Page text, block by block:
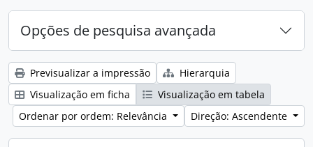
Opções de pesquisa avançada
Previsualizar a impressão
Hierarquia
Visualização em ficha
Visualização em tabela
Ordenar por ordem: Relevância
Direção: Ascendente